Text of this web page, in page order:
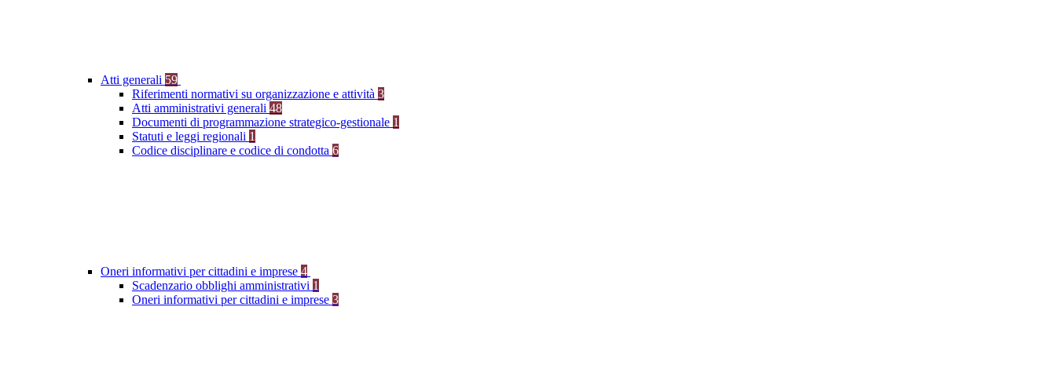
Atti generali 59
Riferimenti normativi su organizzazione e attività 3
Atti amministrativi generali 48
Documenti di programmazione strategico-gestionale 1
Statuti e leggi regionali 1
Codice disciplinare e codice di condotta 6
Oneri informativi per cittadini e imprese 4
Scadenzario obblighi amministrativi 1
Oneri informativi per cittadini e imprese 3